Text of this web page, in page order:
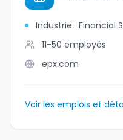
Industrie: Financial
11-50 employés
epx.com
Voir les emplois et